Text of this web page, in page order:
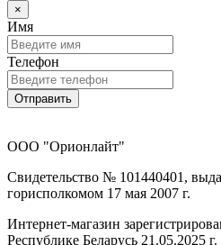
×
Имя
Телефон
Отправить
ООО "Орионлайт"
Свидетельство № 101440401,
горисполкомом 17 мая 2007 г.
Интернет-магазин
Республике Беларусь 21.05.2025